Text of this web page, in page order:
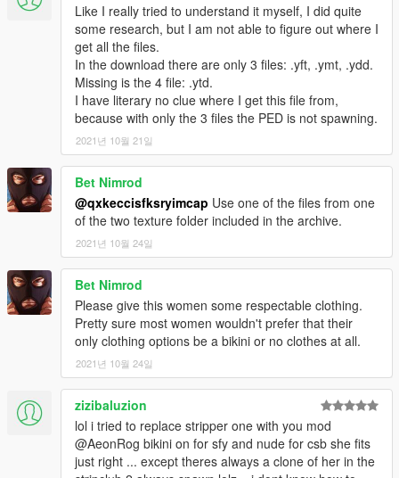
Like I really tried to understand it myself, I did quite
some research, but I am not able to figure out where I
get all the files.
In the download there are only 3 files: .yft, .ymt, .ydd.
Missing is the 4 file: .ytd.
I have literary no clue where I get this file from,
because with only the 3 files the PED is not spawning.
2021년 10월 21일
Bet Nimrod
@qxkeccisfksryimcap Use one of the files from one
of the two texture folder included in the archive.
2021년 10월 24일
Bet Nimrod
Please give this women some respectable clothing.
Pretty sure most women wouldn't prefer that their
only clothing options be a bikini or no clothes at all.
2021년 10월 24일
zizibaluzion
lol i tried to replace stripper one with you mod
@AeonRog bikini on for sfy and nude for csb she fits
just right ... except theres always a clone of her in the